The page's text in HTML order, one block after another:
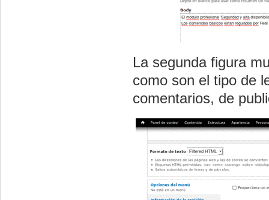
La segunda figura
como son el tipo de
comentarios, de